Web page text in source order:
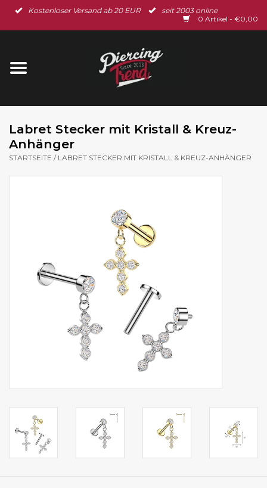
Kostenloser Versand ab 20 EUR
seit 2003 online
0 Artikel - €0,00
Startseite
Ohrschmuck
Labret Stecker mit Kristall & Kreuz-
Anhänger
STARTSEITE / LABRET STECKER MIT KRISTALL & KREUZ-ANHÄNGER